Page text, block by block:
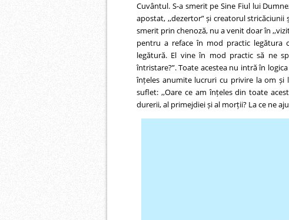
Cuvântul. S-a smerit pe Sine Fiul lui
apostat, ,,dezertor” și creatorul
smerit prin chenoză, nu a venit doar în
pentru a reface în mod practic legătura
legătură. El vine în mod practic să ne
întristare?”. Toate acestea nu intră în
înțeles anumite lucruri cu privire la om și
suflet: ,,Oare ce am înțeles din toate
durerii, al primejdiei și al morții? La ce ne